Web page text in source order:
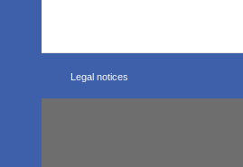
Legal notices